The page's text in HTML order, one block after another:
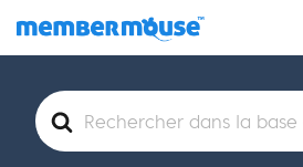
Caractéristiques Clients
Commencer
Rechercher